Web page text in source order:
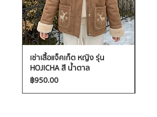
เช่าเสื้อแจ็คเก็ต หญิง รุ่น
HOJICHA สี น้ำตาล
ราคา
฿950.00